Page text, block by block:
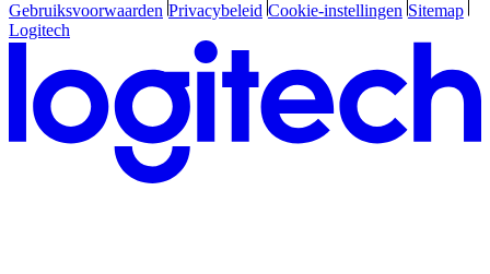
Gebruiksvoorwaarden Privacybeleid Cookie-instellingen Sitemap
Logitech